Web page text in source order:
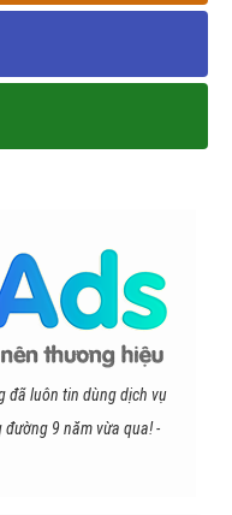
đã luôn tin dùng dịch vụ
9 năm vừa qua! -